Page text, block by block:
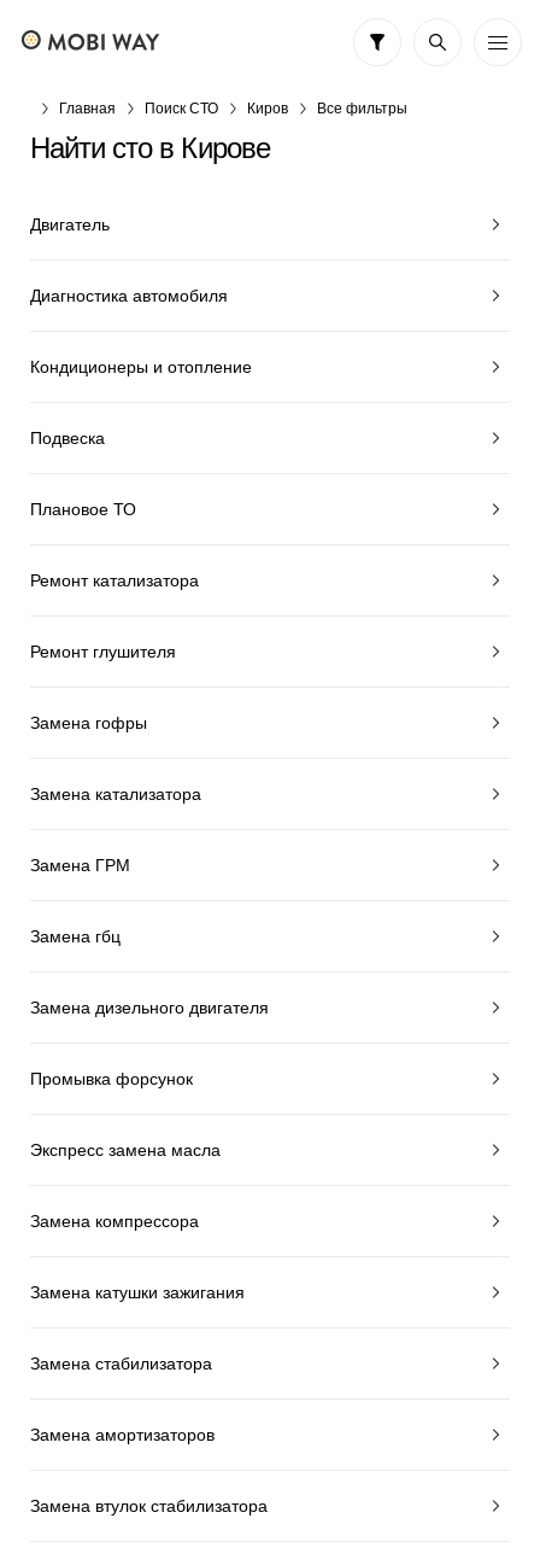
Главная Поиск СТО Киров Все фильтры
Найти сто в Кирове
Двигатель
Диагностика автомобиля
Кондиционеры и отопление
Подвеска
Плановое ТО
Ремонт катализатора
Ремонт глушителя
Замена гофры
Замена катализатора
Замена ГРМ
Замена гбц
Замена дизельного двигателя
Промывка форсунок
Экспресс замена масла
Замена компрессора
Замена катушки зажигания
Замена стабилизатора
Замена амортизаторов
Замена втулок стабилизатора